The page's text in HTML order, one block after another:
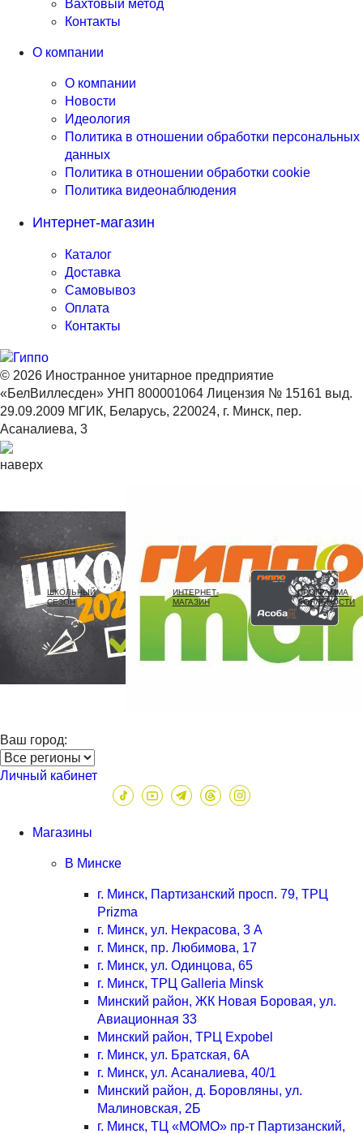
Вахтовый метод
Контакты
О компании
О компании
Новости
Идеология
Политика в отношении обработки персональных
данных
Политика в отношении обработки cookie
Политика видеонаблюдения
Интернет-магазин
Каталог
Доставка
Самовывоз
Оплата
Контакты
© 2026 Иностранное унитарное предприятие
«БелВиллесден» УНП 800001064 Лицензия № 15161 выд.
29.09.2009 МГИК, Беларусь, 220024, г. Минск, пер.
Асаналиева, 3
наверх
ШКОЛЬНЫЙ
СЕЗОН
ИНТЕРНЕТ-
МАГАЗИН
ПРОГРАММА
ЛОЯЛЬНОСТИ
Ваш город:
Личный кабинет
Магазины
В Минске
г. Минск, Партизанский просп. 79, ТРЦ
Prizma
г. Минск, ул. Некрасова, 3 А
г. Минск, пр. Любимова, 17
г. Минск, ул. Одинцова, 65
г. Минск, ТРЦ Galleria Minsk
Минский район, ЖК Новая Боровая, ул.
Авиационная 33
Минский район, ТРЦ Expobel
г. Минск, ул. Братская, 6А
г. Минск, ул. Асаналиева, 40/1
Минский район, д. Боровляны, ул.
Малиновская, 2Б
г. Минск, ТЦ «МОМО» пр-т Партизанский,